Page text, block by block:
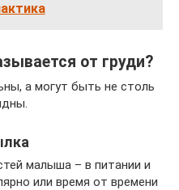
от груди?
а могут быть не столь
малыша – в питании и
или время от времени